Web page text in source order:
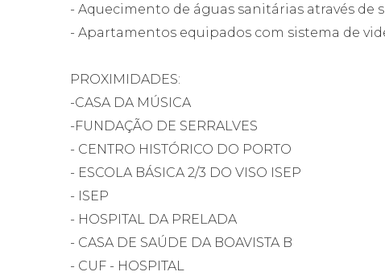
- Aquecimento de águas sanitárias através de
- Apartamentos equipados com sistema de
PROXIMIDADES:
-CASA DA MÚSICA
-FUNDAÇÃO DE SERRALVES
- CENTRO HISTÓRICO DO PORTO
- ESCOLA BÁSICA 2/3 DO VISO ISEP
- ISEP
- HOSPITAL DA PRELADA
- CASA DE SAÚDE DA BOAVISTA B
- CUF - HOSPITAL